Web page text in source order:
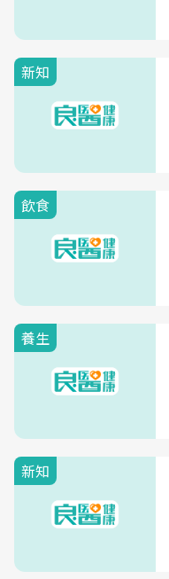
新知
飲食
養生
新知